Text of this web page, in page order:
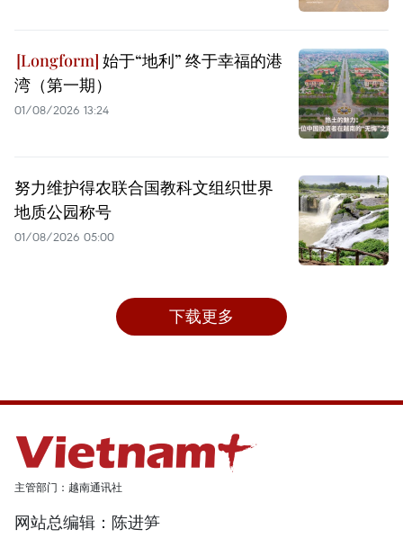
始于“地利” 终于幸福的港
湾（第一期）
01/08/2026 13:24
努力维护得农联合国教科文组织世界
地质公园称号
01/08/2026 05:00
下载更多
主管部门：越南通讯社
网站总编辑：陈进笋